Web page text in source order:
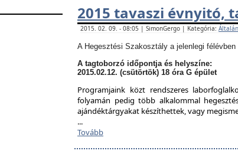
2015 tavaszi évnyitó,
2015. 02. 09. - 08:05 | SimonGergo | Kategória:
A Hegesztési Szakosztály a jelenlegi
A tagtoborzó időpontja és helyszíne:
2015.02.12. (csütörtök) 18 óra G épület
Programjaink közt rendszeres
folyamán pedig több alkalommal
ajándéktárgyakat készíthettek, vagy
...
Tovább